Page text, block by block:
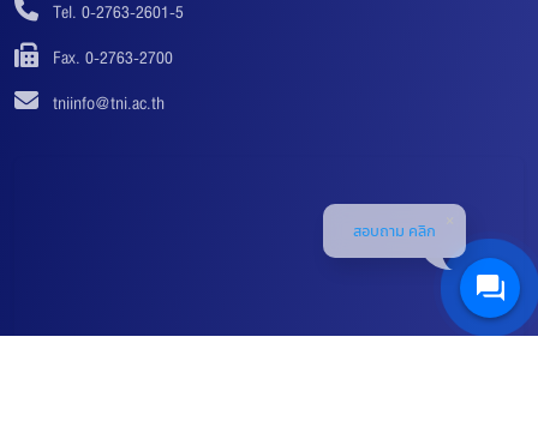
Tel. 0-2763-2601-5
Fax. 0-2763-2700
tniinfo@tni.ac.th
สอบถาม คลิก